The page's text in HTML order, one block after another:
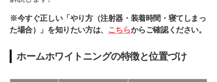
効果が出にくい歯やホワイトニングを避けるべき人
グ
※今すぐ正しい「やり方（注射器・装着時間・寝てしまっ
た場合）」を知りたい方は、
こちらからご確認ください。
ホームホワイトニングの特徴と位置づけ